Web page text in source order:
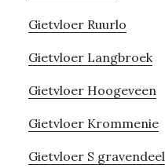
Gietvloer Ruurlo
Gietvloer Langbroek
Gietvloer Hoogeveen
Gietvloer Krommenie
Gietvloer S gravendeel